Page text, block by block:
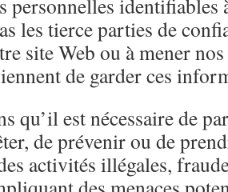
identifiables
les tierce parties de
site Web ou à mener
de garder ces
qu’il est nécessaire de
de prévenir ou de
activités illégales,